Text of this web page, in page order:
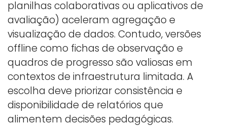
planilhas colaborativas ou aplicativos de
avaliação) aceleram agregação e
visualização de dados. Contudo, versões
offline como fichas de observação e
quadros de progresso são valiosas em
contextos de infraestrutura limitada. A
escolha deve priorizar consistência e
disponibilidade de relatórios que
alimentem decisões pedagógicas.